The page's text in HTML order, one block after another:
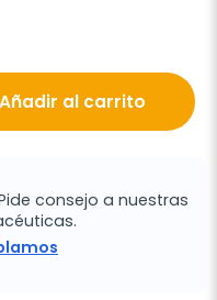
Añadir al carrito
consejo a nuestras